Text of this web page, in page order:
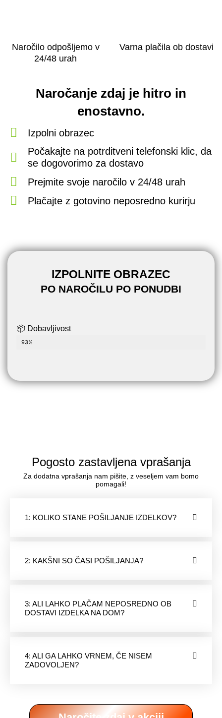
Naročilo odpošljemo v
24/48 urah
Varna plačila ob dostavi
Naročanje zdaj je hitro in
enostavno.
Izpolni obrazec
Počakajte na potrditveni telefonski klic, da
se dogovorimo za dostavo
Prejmite svoje naročilo v 24/48 urah
Plačajte z gotovino neposredno kurirju
IZPOLNITE OBRAZEC
PO NAROČILU PO PONUDBI
📦 Dobavljivost
ZADNJI 4 KOSI NA ZALOGI
93%
Pogosto zastavljena vprašanja
Za dodatna vprašanja nam pišite, z veseljem vam bomo
pomagali!
1: KOLIKO STANE POŠILJANJE IZDELKOV?
2: KAKŠNI SO ČASI POŠILJANJA?
3: ALI LAHKO PLAČAM NEPOSREDNO OB
DOSTAVI IZDELKA NA DOM?
4: ALI GA LAHKO VRNEM, ČE NISEM
ZADOVOLJEN?